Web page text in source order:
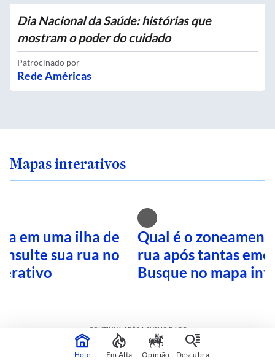
Dia Nacional da Saúde: histórias que
mostram o poder do cuidado
Patrocinado por
Rede Américas
Mapas interativos
em uma ilha de
sua rua no
Qual é o
rua após tantas
Busque no mapa
CONTINUA APÓS A PUBLICIDADE
Hoje Em Alta Opinião Descubra